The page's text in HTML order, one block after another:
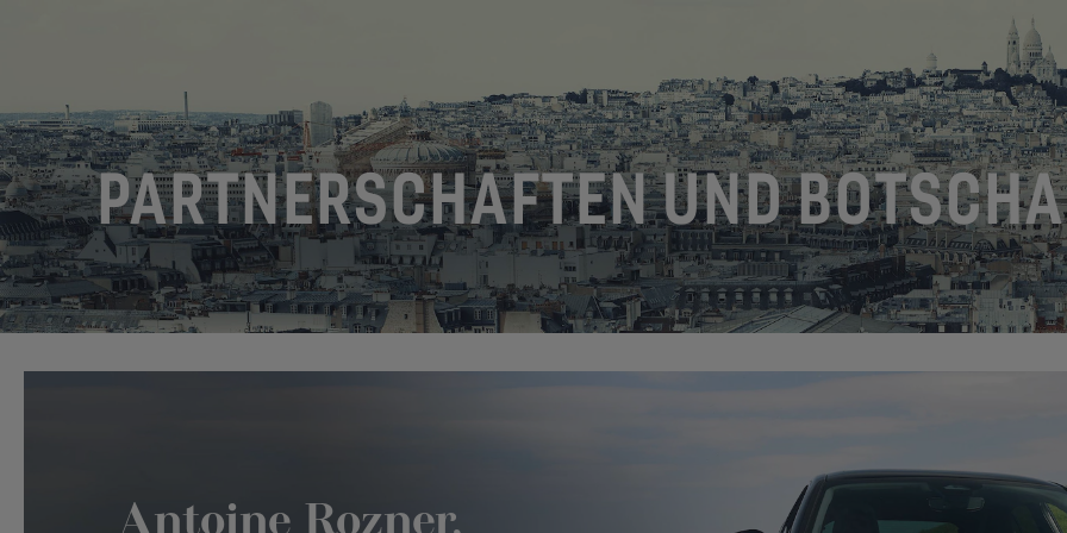
PARTNERSCHAFTEN UND
Antoine Rozner,